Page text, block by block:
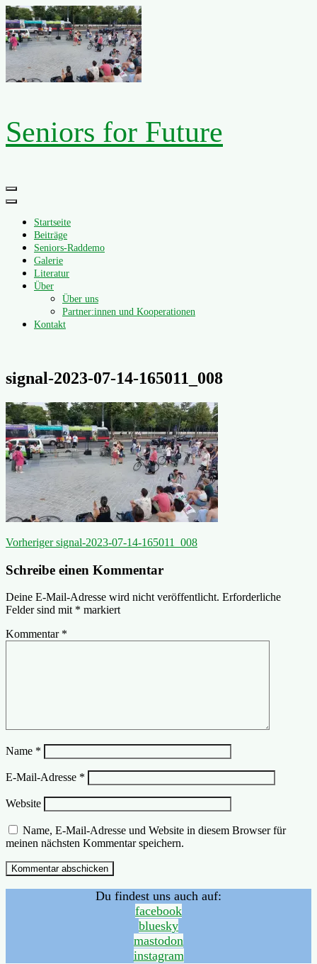
Zum
Inhalt
springen
Seniors for Future
Primäres
Menü
Startseite
Beiträge
Seniors-Raddemo
Galerie
Literatur
Über
Über uns
Partner:innen und Kooperationen
Kontakt
signal-2023-07-14-165011_008
Beitragsnavigation
Vorheriger Vorheriger
signal-2023-07-14-165011_008
Schreibe einen Kommentar
Deine E-Mail-Adresse wird nicht veröffentlicht. Erforderliche
Felder sind mit * markiert
Kommentar *
Name *
E-Mail-Adresse *
Website
Name, E-Mail-Adresse und Website in diesem Browser für
meinen nächsten Kommentar speichern.
Du findest uns auch auf:
facebook
bluesky
mastodon
instagram